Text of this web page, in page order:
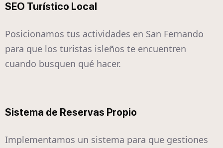
SEO Turístico Local
Posicionamos tus actividades en San Fernando
para que los turistas isleños te encuentren
cuando busquen qué hacer.
Sistema de Reservas Propio
Implementamos un sistema para que gestiones